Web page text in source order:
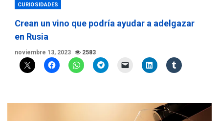
CURIOSIDADES
Crean un vino que podría ayudar a adelgazar
en Rusia
noviembre 13, 2023 2583